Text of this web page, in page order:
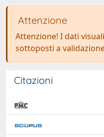
Attenzione
Attenzione! I dati
sottoposti a
Citazioni